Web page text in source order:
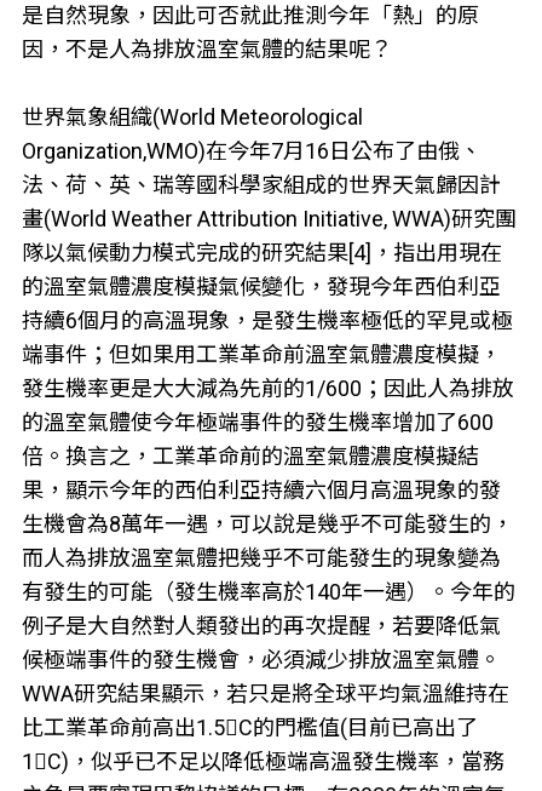
是自然現象，因此可否就此推測今年「熱」的原
因，不是人為排放溫室氣體的結果呢？
世界氣象組織(World Meteorological
Organization,WMO)在今年7月16日公布了由俄、
法、荷、英、瑞等國科學家組成的世界天氣歸因計
畫(World Weather Attribution Initiative, WWA)研究團
隊以氣候動力模式完成的研究結果[4]，指出用現在
的溫室氣體濃度模擬氣候變化，發現今年西伯利亞
持續6個月的高溫現象，是發生機率極低的罕見或極
端事件；但如果用工業革命前溫室氣體濃度模擬，
發生機率更是大大減為先前的1/600；因此人為排放
的溫室氣體使今年極端事件的發生機率增加了600
倍。換言之，工業革命前的溫室氣體濃度模擬結
果，顯示今年的西伯利亞持續六個月高溫現象的發
生機會為8萬年一遇，可以說是幾乎不可能發生的，
而人為排放溫室氣體把幾乎不可能發生的現象變為
有發生的可能（發生機率高於140年一遇）。今年的
例子是大自然對人類發出的再次提醒，若要降低氣
候極端事件的發生機會，必須減少排放溫室氣體。
WWA研究結果顯示，若只是將全球平均氣溫維持在
比工業革命前高出1.5C的門檻值(目前已高出了
1C)，似乎已不足以降低極端高溫發生機率，當務